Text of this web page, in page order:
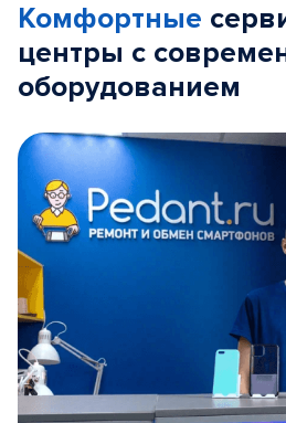
Комфортные
центры с
оборудованием